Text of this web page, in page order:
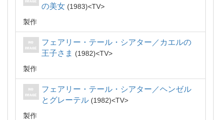
の美女
1983
TV
製作
フェアリー・テール・シアター／カエルの
王子さま
1982
TV
製作
フェアリー・テール・シアター／ヘンゼル
とグレーテル
1982
TV
製作